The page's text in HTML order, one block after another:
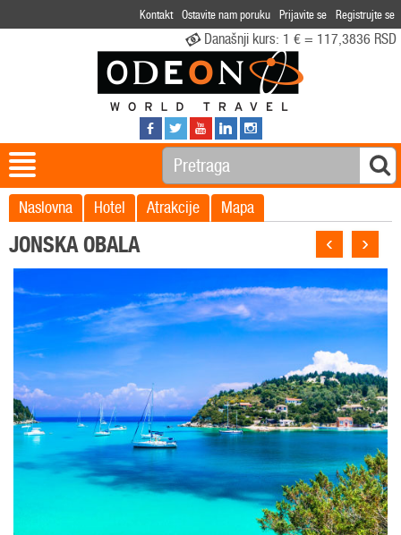
Kontakt Ostavite nam poruku Prijavite se Registrujte se
Današnji kurs: 1 € = 117,3836 RSD
Naslovna Hotel Atrakcije Mapa
JONSKA OBALA ‹ ›